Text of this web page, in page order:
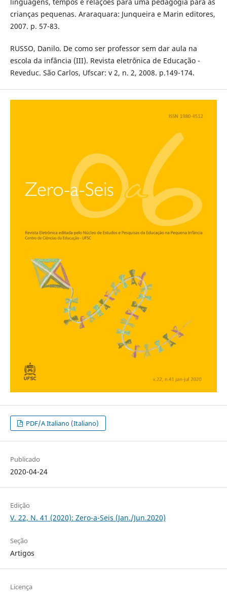
linguagens, tempos e relações para uma pedagogia para as
crianças pequenas. Araraquara: Junqueira e Marin editores,
2007. p. 57-83.
RUSSO, Danilo. De como ser professor sem dar aula na
escola da infância (III). Revista eletrônica de Educação -
Reveduc. São Carlos, Ufscar: v 2, n. 2, 2008. p.149-174.
PDF/A Italiano (Italiano)
Publicado
2020-04-24
Edição
V. 22, N. 41 (2020): Zero-a-Seis (Jan./Jun.2020)
Seção
Artigos
Licença